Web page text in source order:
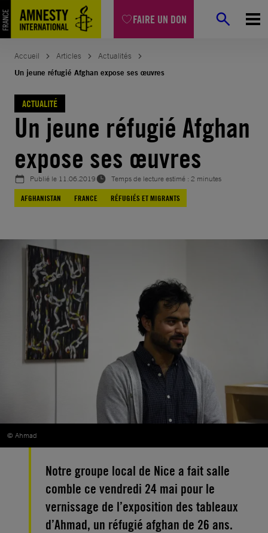
FAIRE UN DON
Aller
au
contenu
Accueil Articles
Actualités
Un jeune réfugié Afghan expose ses œuvres
ACTUALITÉ
Un jeune réfugié Afghan
expose ses œuvres
Publié le 11.06.2019
Temps de lecture estimé : 2 minutes
AFGHANISTAN
FRANCE RÉFUGIÉS ET MIGRANTS
© Ahmad
Notre groupe local de Nice a fait salle
comble ce vendredi 24 mai pour le
vernissage de l’exposition des tableaux
d’Ahmad, un réfugié afghan de 26 ans.